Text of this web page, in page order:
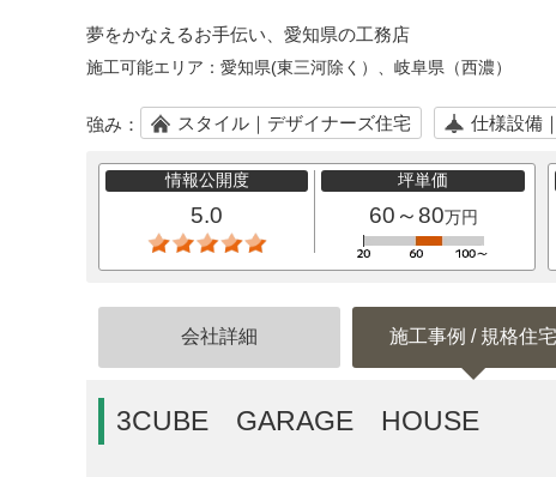
夢をかなえるお手伝い、愛知県の工務店
施工可能エリア： 愛知県(東三河除く）、岐阜県（西濃）
強み： スタイル｜デザイナーズ住宅 仕様設備
情報公開度
5.0
坪単価
60～80万円
会社詳細 施工事例 / 規格住宅
3CUBE GARAGE HOUSE